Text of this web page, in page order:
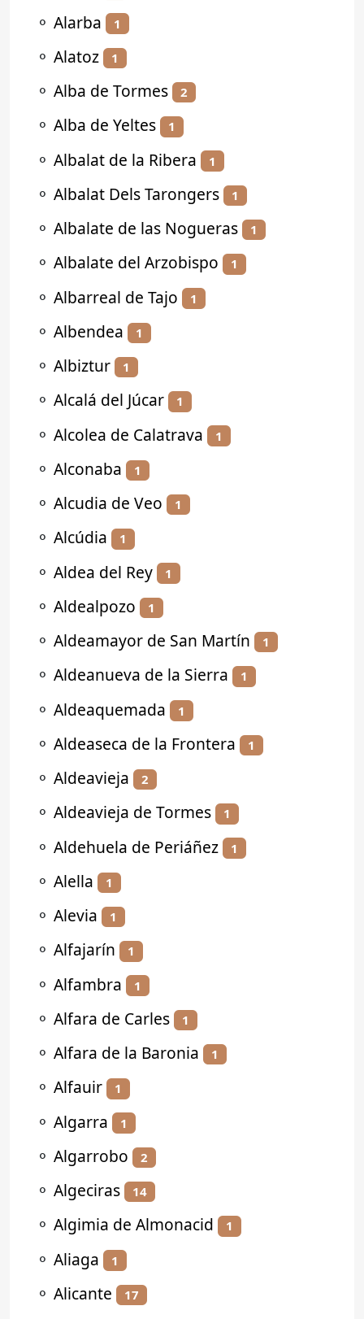
⚬ Alarba 1
⚬ Alatoz 1
⚬ Alba de Tormes 2
⚬ Alba de Yeltes 1
⚬ Albalat de la Ribera 1
⚬ Albalat Dels Tarongers 1
⚬ Albalate de las Nogueras 1
⚬ Albalate del Arzobispo 1
⚬ Albarreal de Tajo 1
⚬ Albendea 1
⚬ Albiztur 1
⚬ Alcalá del Júcar 1
⚬ Alcolea de Calatrava 1
⚬ Alconaba 1
⚬ Alcudia de Veo 1
⚬ Alcúdia 1
⚬ Aldea del Rey 1
⚬ Aldealpozo 1
⚬ Aldeamayor de San Martín 1
⚬ Aldeanueva de la Sierra 1
⚬ Aldeaquemada 1
⚬ Aldeaseca de la Frontera 1
⚬ Aldeavieja 2
⚬ Aldeavieja de Tormes 1
⚬ Aldehuela de Periáñez 1
⚬ Alella 1
⚬ Alevia 1
⚬ Alfajarín 1
⚬ Alfambra 1
⚬ Alfara de Carles 1
⚬ Alfara de la Baronia 1
⚬ Alfauir 1
⚬ Algarra 1
⚬ Algarrobo 2
⚬ Algeciras 14
⚬ Algimia de Almonacid 1
⚬ Aliaga 1
⚬ Alicante 17